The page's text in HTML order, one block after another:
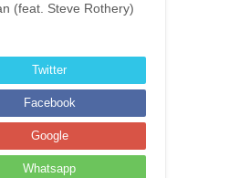
(feat. Steve Rothery)
Twitter
Facebook
Google
Whatsapp